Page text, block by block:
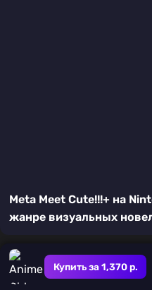
Купить за 1,370 р.
Meta Meet Cute!!!+ на
жанре визуальных